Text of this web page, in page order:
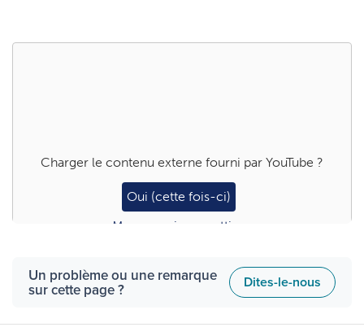
Charger le contenu externe fourni par YouTube ?
Oui (cette fois-ci)
Manage privacy settings
Un problème ou une remarque
sur cette page ? Dites-le-nous